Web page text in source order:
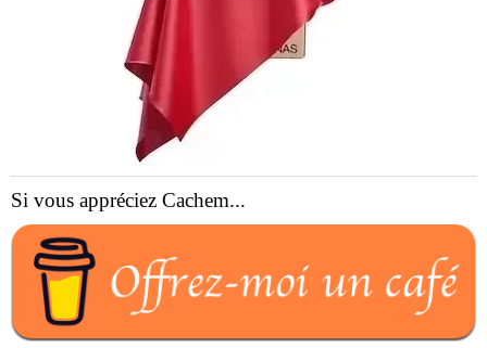
Si vous appréciez Cachem...